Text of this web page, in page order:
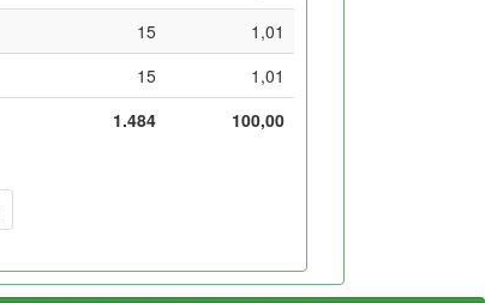
15
1,01
15
1,01
1.484
100,00